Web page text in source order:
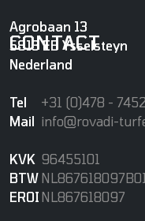
CONTACT
Agrobaan 13
5813 EB Ysselsteyn
Nederland
Tel
+31 (0)478 -
Mail info@rovadi-
KVK 96455101
BTW NL867618097B01
EROI NL867618097